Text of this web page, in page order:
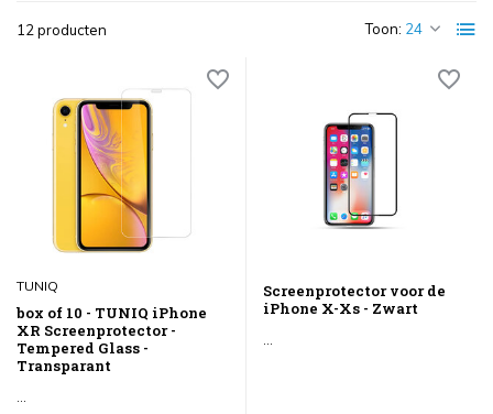
12 producten Toon:
TUNIQ
box of 10 - TUNIQ iPhone
XR Screenprotector -
Tempered Glass -
Transparant
Screenprotector voor de
iPhone X-Xs - Zwart